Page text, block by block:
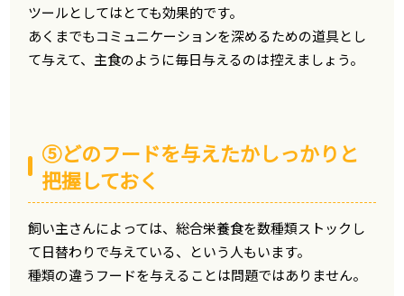
ツールとしてはとても効果的です。
あくまでもコミュニケーションを深めるための道具とし
て与えて、主食のように毎日与えるのは控えましょう。
⑤どのフードを与えたかしっかりと
把握しておく
飼い主さんによっては、総合栄養食を数種類ストックし
て日替わりで与えている、という人もいます。
種類の違うフードを与えることは問題ではありません。